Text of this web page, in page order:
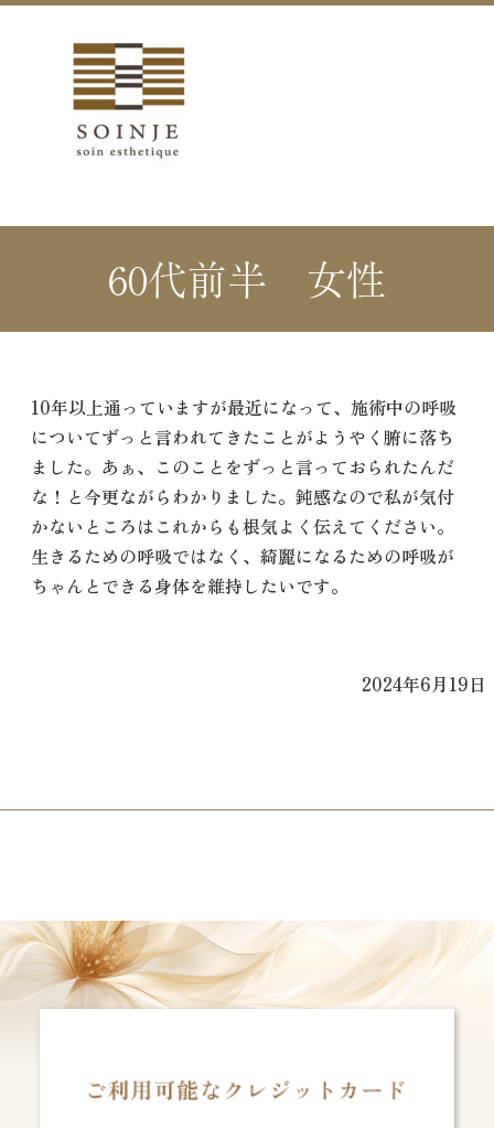
60代前半 女性
10年以上通っていますが最近になって、施術中の呼吸
についてずっと言われてきたことがようやく腑に落ち
ました。あぁ、このことをずっと言っておられたんだ
な！と今更ながらわかりました。鈍感なので私が気付
かないところはこれからも根気よく伝えてください。
生きるための呼吸ではなく、綺麗になるための呼吸が
ちゃんとできる身体を維持したいです。
2024年6月19日